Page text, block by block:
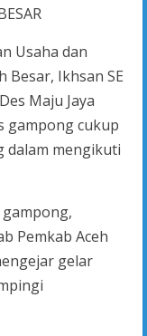
Usaha dan
Besar, Ikhsan SE
Maju Jaya
gampong cukup
mengikuti
Pemkab Aceh
gelar